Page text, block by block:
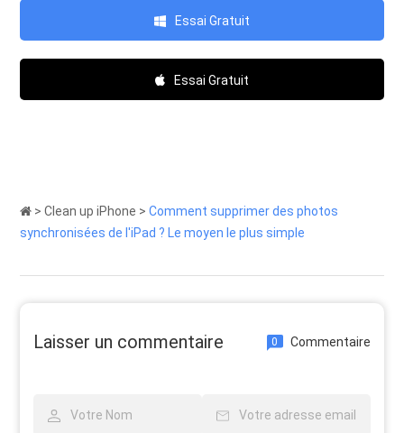
Essai Gratuit
Essai Gratuit
>Clean up iPhone >Comment supprimer des photos
synchronisées de l'iPad ? Le moyen le plus simple
Laisser un commentaire 0 Commentaire